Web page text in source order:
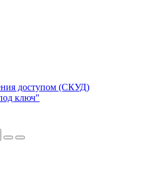
доступом (СКУД)
ключ"